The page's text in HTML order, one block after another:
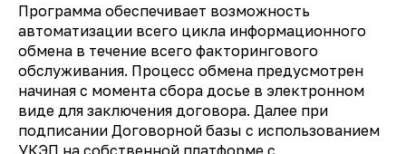
Программа обеспечивает возможность
автоматизации всего цикла информационного
обмена в течение всего факторингового
обслуживания. Процесс обмена предусмотрен
начиная с момента сбора досье в электронном
виде для заключения договора. Далее при
подписании Договорной базы с использованием
УКЭП на собственной платформе с